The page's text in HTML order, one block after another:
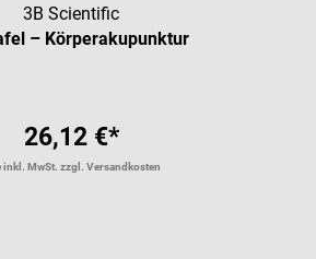
3B Scientific
– Körperakupunktur
26,12 €*
inkl. MwSt. zzgl. Versandkosten